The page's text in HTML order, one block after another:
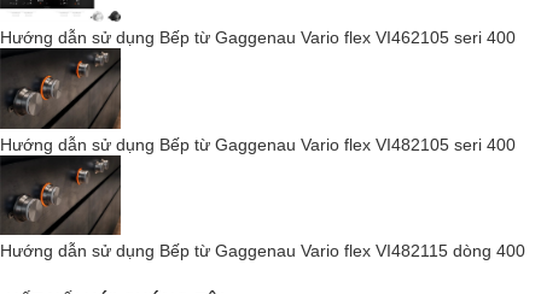
Thông tin quy hoạch
Chỉ thích hợp cho dụng cụ nấu bằng sắt từ. Để phân bổ
nhiệt độ tối ưu, nên sử dụng dụng cụ nấu có đáy bánh
sandwich.
Thiết bị có thể được gắn vào bàn làm việc từ phía trên.
Trọng lượng của thiết bị: xấp xỉ. 9kg.
Dữ liệu kết nối
Tổng tải kết nối 3,7 kW.
Hướng dẫn sử dụng Bếp từ Gaggenau Vario flex VI462105 seri 400
Hướng dẫn sử dụng Bếp từ Gaggenau Vario flex VI482105 seri 400
Hướng dẫn sử dụng Bếp từ Gaggenau Vario flex VI482115 dòng 400